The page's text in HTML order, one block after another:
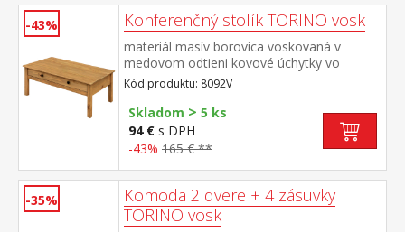
-43% Konferenčný stolík TORINO vosk
materiál masív borovica voskovaná v
medovom odtieni kovové úchytky vo
farebnom prevedení černena
mosadz široká zásuvka s kovovými
pojazdmi
Kód produktu: 8092V
Skladom > 5 ks
94 € s DPH
-43% 165 € **
-35%
Komoda 2 dvere + 4 zásuvky
TORINO vosk